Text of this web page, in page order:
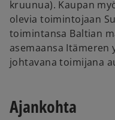
kruunua). Kaupan
olevia toimintojaan
toimintansa Baltian
asemaansa Itämeren
johtavana toimijana
Ajankohta